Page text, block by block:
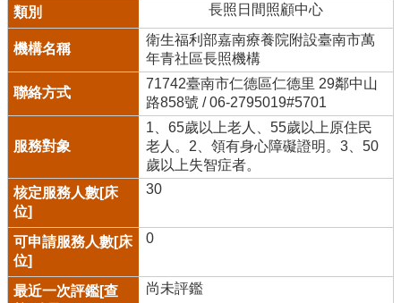
長照日間照顧中心
衛生福利部嘉南療養院附設臺南市萬
年青社區長照機構
71742臺南市仁德區仁德里 29鄰中山
路858號 / 06-2795019#5701
1、65歲以上老人、55歲以上原住民
老人。2、領有身心障礙證明。3、50
歲以上失智症者。
30
0
尚未評鑑